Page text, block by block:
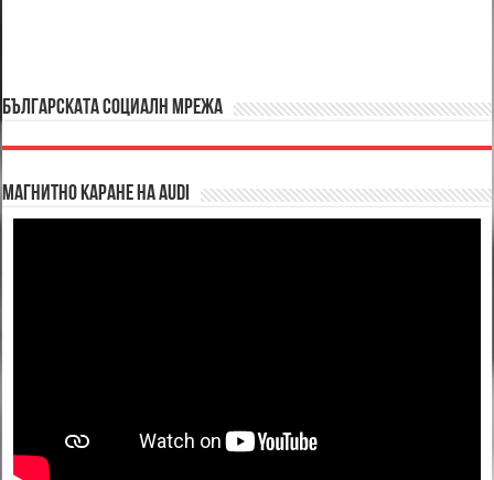
БЪЛГАРСКАТА СОЦИАЛН МРЕЖА
Магнитно каране на Audi